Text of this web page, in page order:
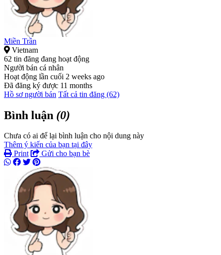
Miền Trần
Vietnam
62 tin đăng đang hoạt động
Người bán cá nhân
Hoạt động lần cuối 2 weeks ago
Đã đăng ký được 11 months
Hồ sơ người bán Tất cả tin đăng (62)
Bình luận (0)
Chưa có ai để lại bình luận cho nội dung này
Thêm ý kiến của bạn tại đây
Print
Gửi cho bạn bè